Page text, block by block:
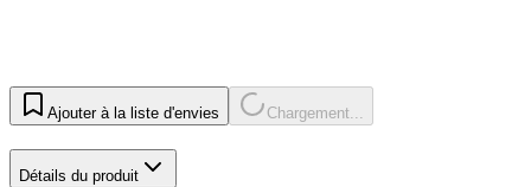
Ajouter à la liste d'envies Chargement...
Détails du produit